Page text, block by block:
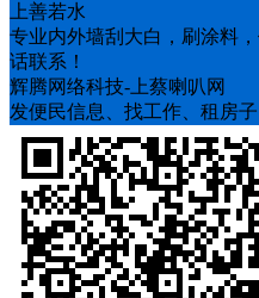
上善若水
专业内外墙刮大白，刷涂料
话联系！
辉腾网络科技-上蔡喇叭网
发便民信息、找工作、租房